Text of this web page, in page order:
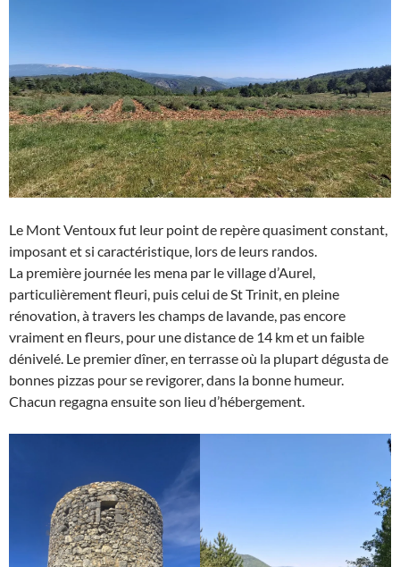
Le Mont Ventoux fut leur point de repère quasiment constant,
imposant et si caractéristique, lors de leurs randos.
La première journée les mena par le village d’Aurel,
particulièrement fleuri, puis celui de St Trinit, en pleine
rénovation, à travers les champs de lavande, pas encore
vraiment en fleurs, pour une distance de 14 km et un faible
dénivelé. Le premier dîner, en terrasse où la plupart dégusta de
bonnes pizzas pour se revigorer, dans la bonne humeur.
Chacun regagna ensuite son lieu d’hébergement.